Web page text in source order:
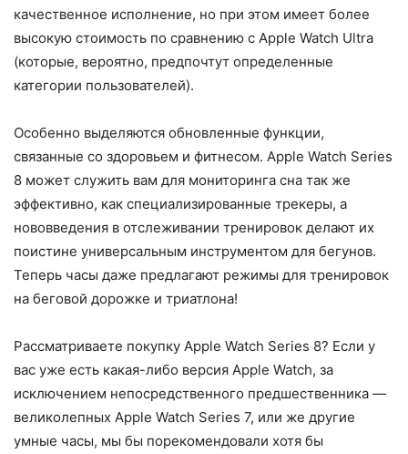
качественное исполнение, но при этом имеет более
высокую стоимость по сравнению с Apple Watch Ultra
(которые, вероятно, предпочтут определенные
категории пользователей).
Особенно выделяются обновленные функции,
связанные со здоровьем и фитнесом. Apple Watch Series
8 может служить вам для мониторинга сна так же
эффективно, как специализированные трекеры, а
нововведения в отслеживании тренировок делают их
поистине универсальным инструментом для бегунов.
Теперь часы даже предлагают режимы для тренировок
на беговой дорожке и триатлона!
Рассматриваете покупку Apple Watch Series 8? Если у
вас уже есть какая-либо версия Apple Watch, за
исключением непосредственного предшественника —
великолепных Apple Watch Series 7, или же другие
умные часы, мы бы порекомендовали хотя бы